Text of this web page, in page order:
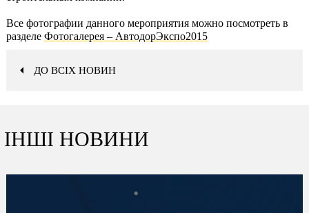
Все фотографии данного мероприятия можно посмотреть в
разделе Фотогалерея – АвтодорЭкспо2015
ДО ВСІХ НОВИН
ІНШІ НОВИНИ